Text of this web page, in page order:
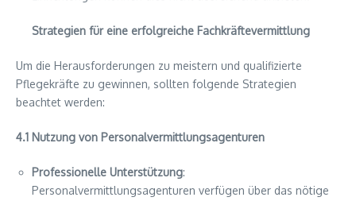
Strategien für eine erfolgreiche Fachkräftevermittlung
Um die Herausforderungen zu meistern und qualifizierte
Pflegekräfte zu gewinnen, sollten folgende Strategien
beachtet werden:
4.1 Nutzung von Personalvermittlungsagenturen
Professionelle Unterstützung:
Personalvermittlungsagenturen verfügen über das nötige